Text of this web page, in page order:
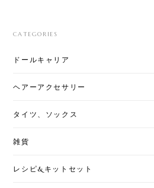
CATEGORIES
ドールキャリア
ヘアーアクセサリー
タイツ、ソックス
雑貨
レシピ&キットセット